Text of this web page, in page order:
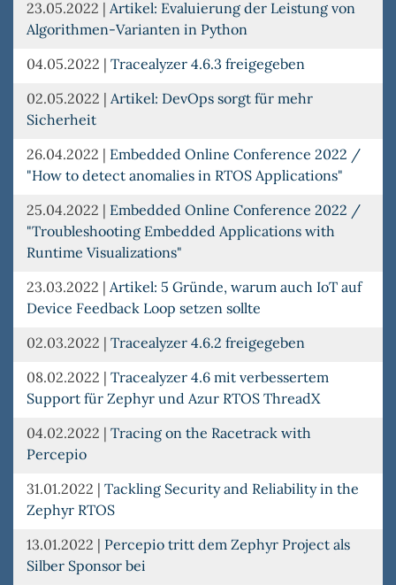
23.05.2022 | Artikel: Evaluierung der Leistung von
Algorithmen-Varianten in Python
04.05.2022 | Tracealyzer 4.6.3 freigegeben
02.05.2022 | Artikel: DevOps sorgt für mehr
Sicherheit
26.04.2022 | Embedded Online Conference 2022 /
"How to detect anomalies in RTOS Applications"
25.04.2022 | Embedded Online Conference 2022 /
"Troubleshooting Embedded Applications with
Runtime Visualizations"
23.03.2022 | Artikel: 5 Gründe, warum auch IoT auf
Device Feedback Loop setzen sollte
02.03.2022 | Tracealyzer 4.6.2 freigegeben
08.02.2022 | Tracealyzer 4.6 mit verbessertem
Support für Zephyr und Azur RTOS ThreadX
04.02.2022 | Tracing on the Racetrack with
Percepio
31.01.2022 | Tackling Security and Reliability in the
Zephyr RTOS
13.01.2022 | Percepio tritt dem Zephyr Project als
Silber Sponsor bei